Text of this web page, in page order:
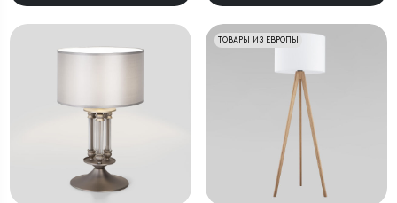
ТОВАРЫ ИЗ ЕВРОПЫ